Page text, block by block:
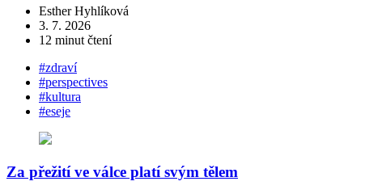
Esther Hyhlíková
3. 7. 2026
12 minut čtení
#zdraví
#perspectives
#kultura
#eseje
Za přežití ve válce platí svým tělem